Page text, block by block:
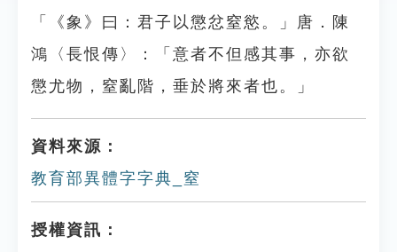
「《象》曰：君子以懲忿窒慾。」唐．陳
鴻〈長恨傳〉：「意者不但感其事，亦欲
懲尤物，窒亂階，垂於將來者也。」
資料來源：
教育部異體字字典_窒
授權資訊：